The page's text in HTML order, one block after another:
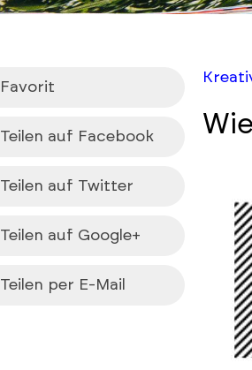
Favorit
Teilen auf Facebook
Teilen auf Twitter
Teilen auf Google+
Teilen per E-Mail